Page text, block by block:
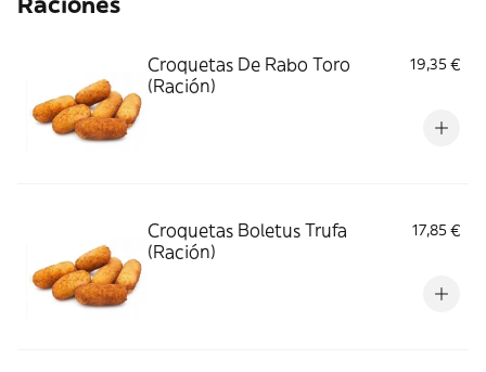
Croquetas De Rabo Toro
(Ración)
19,35 €
Croquetas Boletus Trufa
(Ración)
17,85 €